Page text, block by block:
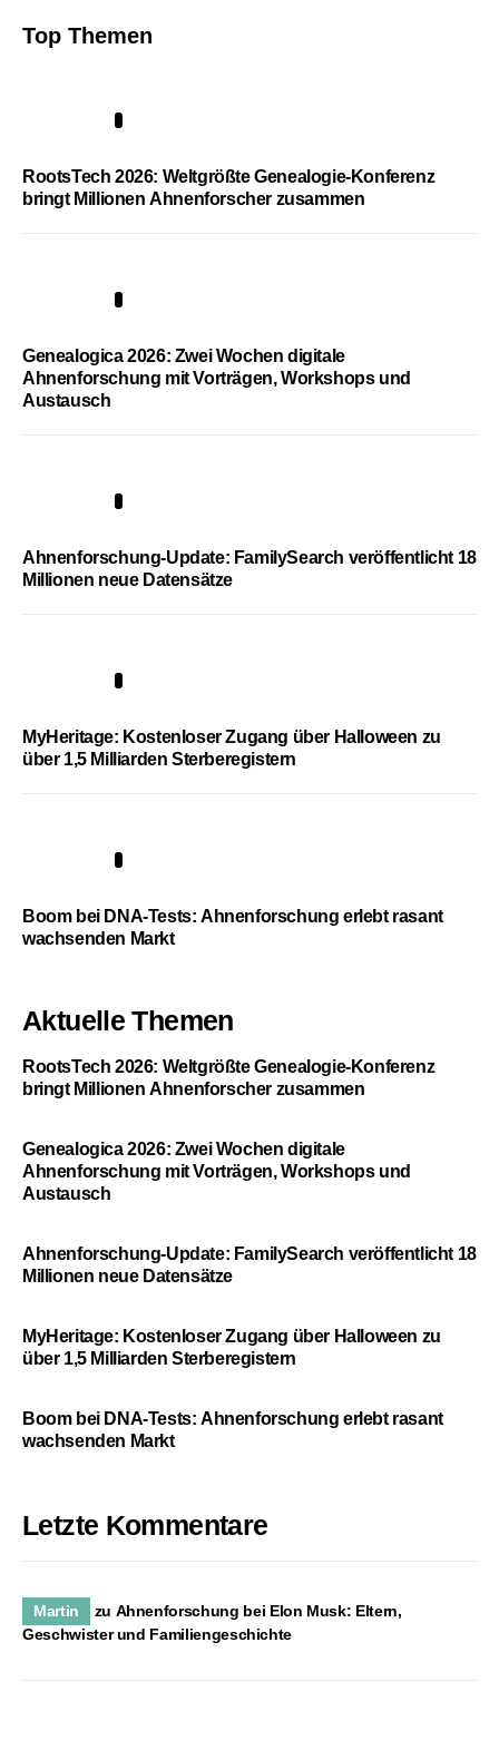
Top Themen
RootsTech 2026: Weltgrößte Genealogie-Konferenz
bringt Millionen Ahnenforscher zusammen
Genealogica 2026: Zwei Wochen digitale
Ahnenforschung mit Vorträgen, Workshops und
Austausch
Ahnenforschung-Update: FamilySearch veröffentlicht 18
Millionen neue Datensätze
MyHeritage: Kostenloser Zugang über Halloween zu
über 1,5 Milliarden Sterberegistern
Boom bei DNA-Tests: Ahnenforschung erlebt rasant
wachsenden Markt
Aktuelle Themen
RootsTech 2026: Weltgrößte Genealogie-Konferenz
bringt Millionen Ahnenforscher zusammen
Genealogica 2026: Zwei Wochen digitale
Ahnenforschung mit Vorträgen, Workshops und
Austausch
Ahnenforschung-Update: FamilySearch veröffentlicht 18
Millionen neue Datensätze
MyHeritage: Kostenloser Zugang über Halloween zu
über 1,5 Milliarden Sterberegistern
Boom bei DNA-Tests: Ahnenforschung erlebt rasant
wachsenden Markt
Letzte Kommentare
Martin zu Ahnenforschung bei Elon Musk: Eltern,
Geschwister und Familiengeschichte